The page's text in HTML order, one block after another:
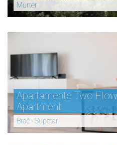
Murter
Apartamente Two
Apartment
Brač - Supetar